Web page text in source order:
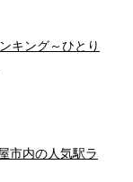
キング～ひとり
市内の人気駅ラ